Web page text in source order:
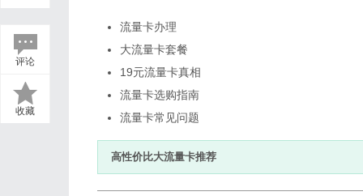
评论
收藏
流量卡办理
大流量卡套餐
19元流量卡真相
流量卡选购指南
流量卡常见问题
高性价比大流量卡推荐